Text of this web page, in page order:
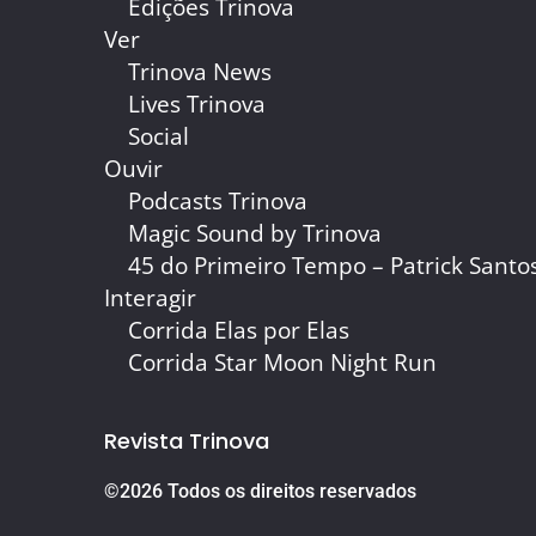
Edições Trinova
Ver
Trinova News
Lives Trinova
Social
Ouvir
Podcasts Trinova
Magic Sound by Trinova
45 do Primeiro Tempo – Patrick
Interagir
Corrida Elas por Elas
Corrida Star Moon Night Run
Revista Trinova
©2026 Todos os direitos reservados